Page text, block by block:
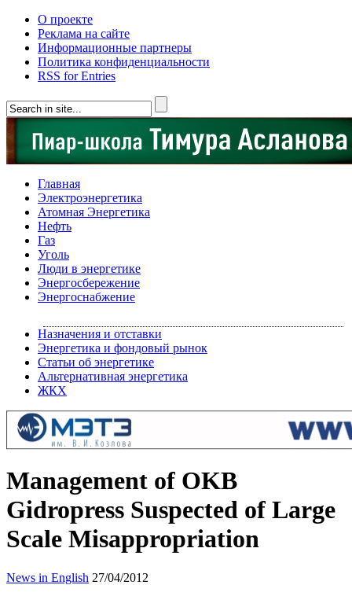
О проекте
Реклама на сайте
Информационные партнеры
Политика конфиденциальности
RSS for Entries
Главная
Электроэнергетика
Атомная Энергетика
Нефть
Газ
Уголь
Люди в энергетике
Энергосбережение
Энергоснабжение
Назначения и отставки
Энергетика и фондовый рынок
Статьи об энергетике
Альтернативная энергетика
ЖКХ
Management of OKB
Gidropress Suspected of Large
Scale Misappropriation
News in English 27/04/2012